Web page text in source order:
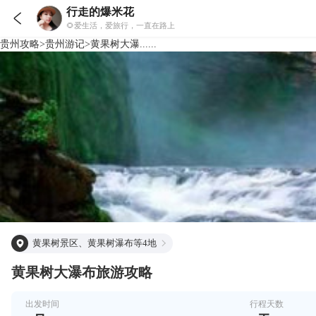
 行走的爆米花
🌻爱生活，爱旅行，一直在路上
贵州 攻略>贵州 游记>黄果树大瀑......
黄果树景区、黄果树瀑布等4地
黄果树大瀑布旅游攻略
出发时间 行程天数